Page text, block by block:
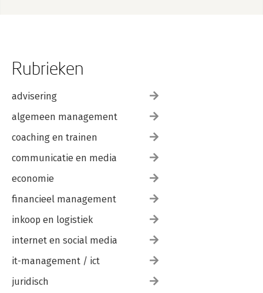
Rubrieken
advisering
algemeen management
coaching en trainen
communicatie en media
economie
financieel management
inkoop en logistiek
internet en social media
it-management / ict
juridisch